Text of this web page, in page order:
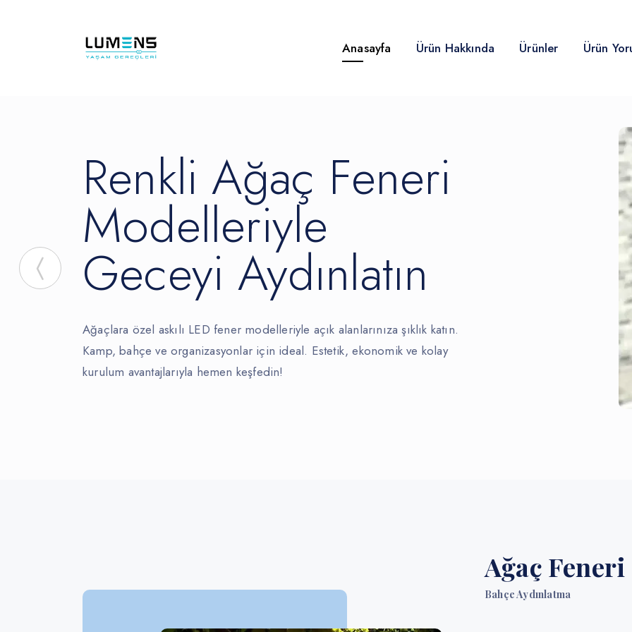
Anasayfa Ürün Hakkında Ürünler Ürün
Bahçenizi Renklendirin!
Renkli Ağaç Feneri
Modelleriyle
Geceyi Aydınlatın
Ağaçlara özel askılı LED fener modelleriyle açık alanlarınıza şıklık katın.
Kamp, bahçe ve organizasyonlar için ideal. Estetik, ekonomik ve kolay
kurulum avantajlarıyla hemen keşfedin!
Ağaç Feneri
Bahçe Aydınlatma